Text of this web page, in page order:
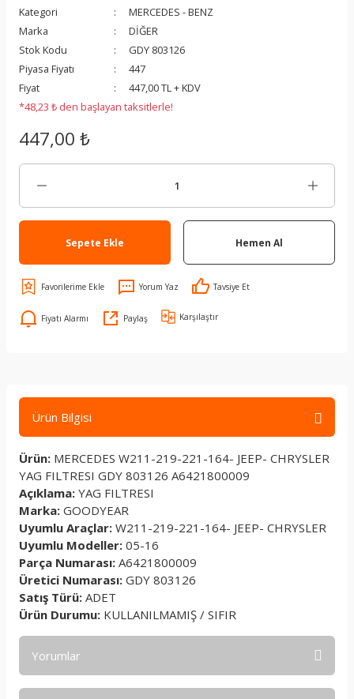
Kategori
MERCEDES - BENZ
Marka
DİĞER
Stok Kodu
GDY 803126
Piyasa Fiyatı
447
Fiyat
447,00 TL + KDV
*48,23 ₺ den başlayan taksitlerle!
447,00 ₺
Sepete Ekle Hemen Al
Yorum Yaz Tavsiye Et
Fiyatı Alarmı Paylaş Karşılaştır
Ürün Bilgisi
Ürün: MERCEDES W211-219-221-164- JEEP- CHRYSLER
YAG FILTRESI GDY 803126 A6421800009
Açıklama: YAG FILTRESI
Marka: GOODYEAR
Uyumlu Araçlar: W211-219-221-164- JEEP- CHRYSLER
Uyumlu Modeller: 05-16
Parça Numarası: A6421800009
Üretici Numarası: GDY 803126
Satış Türü: ADET
Ürün Durumu: KULLANILMAMIŞ / SIFIR
Yorumlar